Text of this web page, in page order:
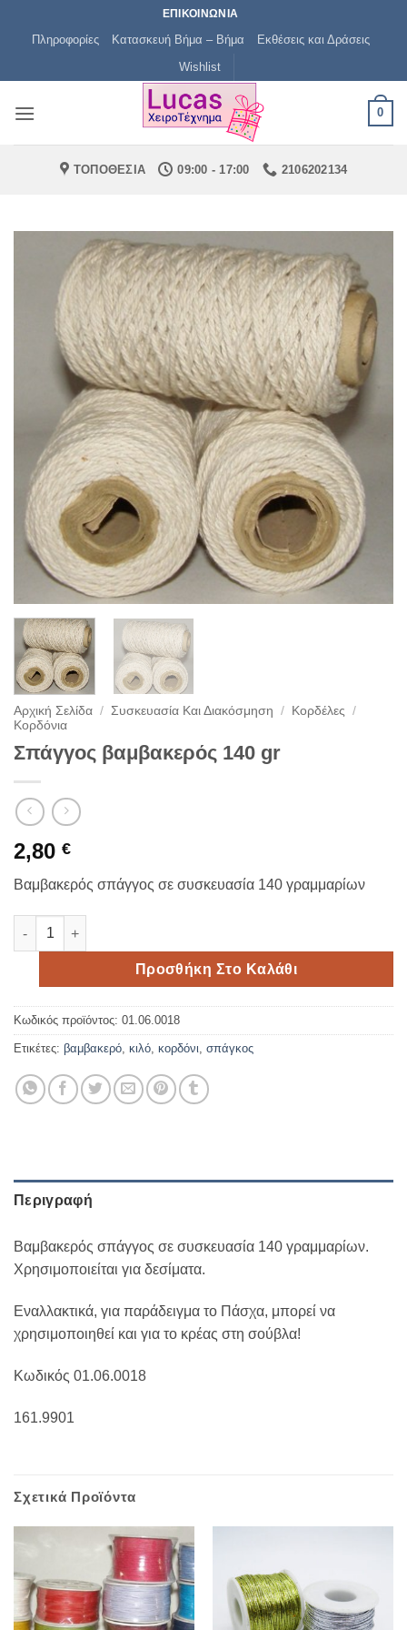
ΕΠΙΚΟΙΝΩΝΙΑ
Πληροφορίες Κατασκευή Βήμα – Βήμα
Εκθέσεις και Δράσεις
Wishlist
0
ΤΟΠΟΘΕΣΙΑ 09:00 - 17:00 2106202134
Αρχική Σελίδα / Συσκευασία Και Διακόσμηση / Κορδέλες
/
Κορδόνια
Σπάγγος βαμβακερός 140 gr
2,80 €
Βαμβακερός σπάγγος σε συσκευασία 140 γραμμαρίων
Σπάγγος βαμβακερός 140 gr ποσότητα
Προσθήκη Στο Καλάθι
Κωδικός προϊόντος: 01.06.0018
Ετικέτες: βαμβακερό, κιλό, κορδόνι, σπάγκος
Περιγραφή
Βαμβακερός σπάγγος σε συσκευασία 140 γραμμαρίων.
Χρησιμοποιείται για δεσίματα.
Εναλλακτικά, για παράδειγμα το Πάσχα, μπορεί να
χρησιμοποιηθεί και για το κρέας στη σούβλα!
Κωδικός 01.06.0018
161.9901
Σχετικά Προϊόντα